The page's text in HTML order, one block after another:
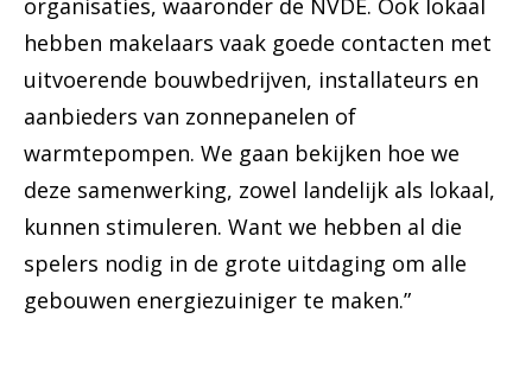
organisaties, waaronder de NVDE. Ook lokaal
hebben makelaars vaak goede contacten met
uitvoerende bouwbedrijven, installateurs en
aanbieders van zonnepanelen of
warmtepompen. We gaan bekijken hoe we
deze samenwerking, zowel landelijk als lokaal,
kunnen stimuleren. Want we hebben al die
spelers nodig in de grote uitdaging om alle
gebouwen energiezuiniger te maken.”